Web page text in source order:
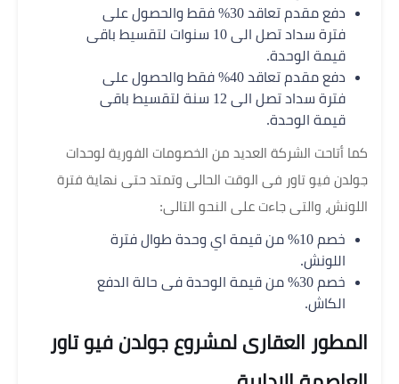
دفع مقدم تعاقد 30% فقط والحصول على
فترة سداد تصل الى 10 سنوات لتقسيط باقى
قيمة الوحدة.
دفع مقدم تعاقد 40% فقط والحصول على
فترة سداد تصل الى 12 سنة لتقسيط باقى
قيمة الوحدة.
كما أتاحت الشركة العديد من الخصومات الفورية لوحدات
جولدن فيو تاور فى الوقت الحالى وتمتد حتى نهاية فترة
اللونش، والتى جاءت على النحو التالى:
خصم 10% من قيمة اي وحدة طوال فترة
اللونش.
خصم 30% من قيمة الوحدة فى حالة الدفع
الكاش.
المطور العقارى لمشروع جولدن فيو تاور